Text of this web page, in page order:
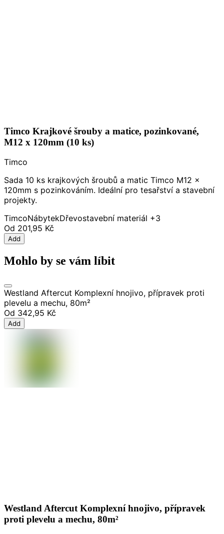
Timco Krajkové šrouby a matice, pozinkované,
M12 x 120mm (10 ks)
Timco
Sada 10 ks krajkových šroubů a matic Timco M12 x
120mm s pozinkováním. Ideální pro tesařství a stavební
projekty.
TimcoNábytekDřevostavební materiál +3
Od 201,95 Kč
Add
Mohlo by se vám líbit
Westland Aftercut Komplexní hnojivo, přípravek proti
plevelu a mechu, 80m²
Od 342,95 Kč
Add
Westland Aftercut Komplexní hnojivo, přípravek
proti plevelu a mechu, 80m²